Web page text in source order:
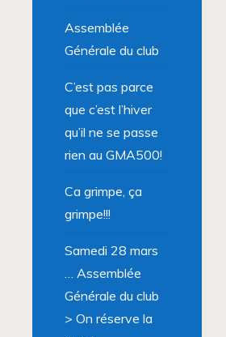
Assemblée
Générale du club
C’est pas parce
que c’est l’hiver
qu’il ne se passe
rien au GMA500!
Ca grimpe, ça
grimpe!!!
Samedi 28 mars
… Assemblée
Générale du club
> On réserve la